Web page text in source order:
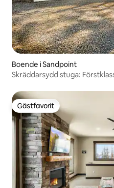
Boende i Sandpoint
Skräddarsydd stuga:
Gästfavorit
Gästfavorit